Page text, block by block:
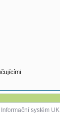
Informační systém UK